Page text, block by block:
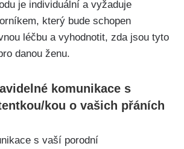
je individuální⁣ a vyžaduje‍
který ‌bude schopen‍
léčbu a vyhodnotit, ⁣zda jsou tyto
danou⁤ ženu.
komunikace ​s
kou o vašich přáních
s vaší porodní